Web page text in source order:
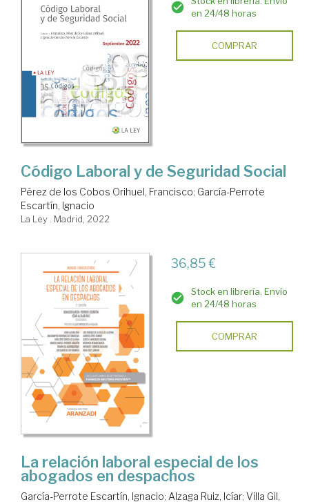
en 24/48 horas
COMPRAR
Código Laboral y de Seguridad Social
Pérez de los Cobos Orihuel, Francisco; García-Perrote
Escartín, Ignacio
La Ley . Madrid, 2022
36,85 €
Stock en librería. Envío
en 24/48 horas
COMPRAR
La relación laboral especial de los
abogados en despachos
García-Perrote Escartín, Ignacio; Alzaga Ruiz, Icíar; Villa Gil,